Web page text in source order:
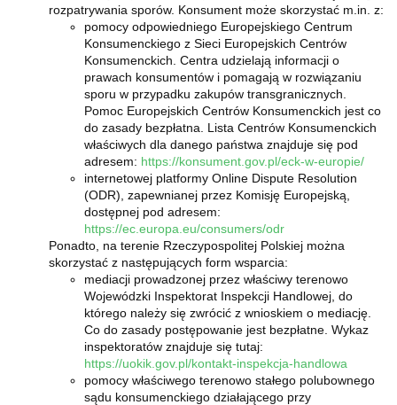
rozpatrywania sporów. Konsument może skorzystać m.in. z:
pomocy odpowiedniego Europejskiego Centrum
Konsumenckiego z Sieci Europejskich Centrów
Konsumenckich. Centra udzielają informacji o
prawach konsumentów i pomagają w rozwiązaniu
sporu w przypadku zakupów transgranicznych.
Pomoc Europejskich Centrów Konsumenckich jest co
do zasady bezpłatna. Lista Centrów Konsumenckich
właściwych dla danego państwa znajduje się pod
adresem: https://konsument.gov.pl/eck-w-europie/
internetowej platformy Online Dispute Resolution
(ODR), zapewnianej przez Komisję Europejską,
dostępnej pod adresem:
https://ec.europa.eu/consumers/odr
Ponadto, na terenie Rzeczypospolitej Polskiej można
skorzystać z następujących form wsparcia:
mediacji prowadzonej przez właściwy terenowo
Wojewódzki Inspektorat Inspekcji Handlowej, do
którego należy się zwrócić z wnioskiem o mediację.
Co do zasady postępowanie jest bezpłatne. Wykaz
inspektoratów znajduje się tutaj:
https://uokik.gov.pl/kontakt-inspekcja-handlowa
pomocy właściwego terenowo stałego polubownego
sądu konsumenckiego działającego przy